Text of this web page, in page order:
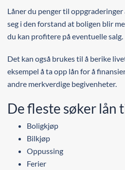
Låner du penger til
seg i den forstand at boligen blir
du kan profitere på eventuelle salg.
Det kan også brukes til å berike
eksempel å ta opp lån for å
andre merkverdige begivenheter.
De fleste søker lån
Boligkjøp
Bilkjøp
Oppussing
Ferier